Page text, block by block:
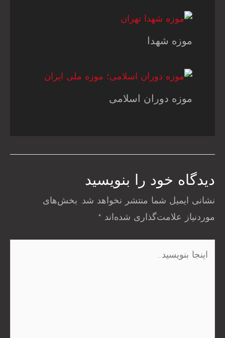
موزه شهدا
موزه دوران اسلامی
دیدگاه‌ خود را بنویسید
نشانی ایمیل شما منتشر نخواهد شد. بخش‌های
موردنیاز علامت‌گذاری شده‌اند *